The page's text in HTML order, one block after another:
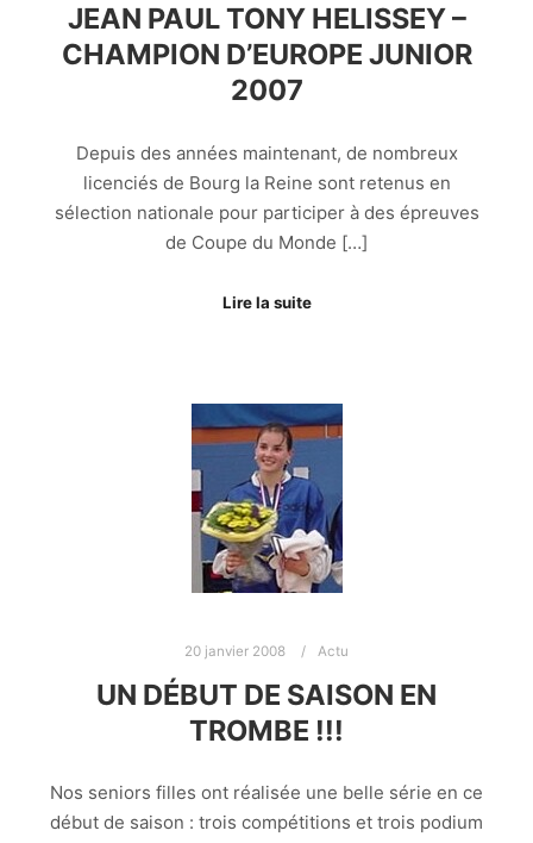
JEAN PAUL TONY HELISSEY –
CHAMPION D’EUROPE JUNIOR
2007
Depuis des années maintenant, de nombreux
licenciés de Bourg la Reine sont retenus en
sélection nationale pour participer à des épreuves
de Coupe du Monde […]
Lire la suite
20 janvier 2008 Actu
UN DÉBUT DE SAISON EN
TROMBE !!!
Nos seniors filles ont réalisée une belle série en ce
début de saison : trois compétitions et trois podium